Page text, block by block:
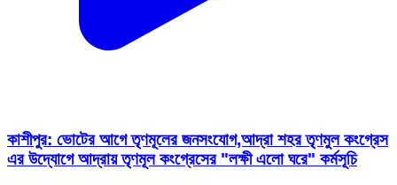
কাশীপুর: ভোটের আগে তৃণমূলের জনসংযোগ,আদ্রা শহর তৃণমুল কংগ্রেস
এর উদ্যোগে আদ্রায় তৃণমূল কংগ্রেসের "লক্ষী এলো ঘরে" কর্মসূচি